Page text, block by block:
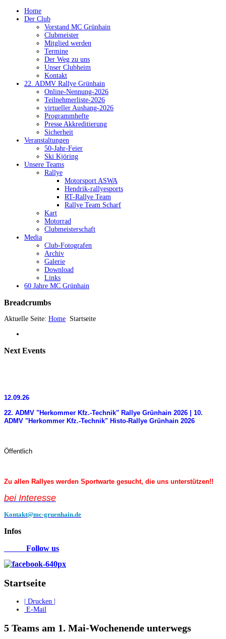
Home
Der Club
Vorstand MC Grünhain
Clubmeister
Mitglied werden
Termine
Der Weg zu uns
Unser Clubheim
Kontakt
22. ADMV Rallye Grünhain
Online-Nennung-2026
Teilnehmerliste-2026
virtueller Aushang-2026
Programmhefte
Presse Akkreditierung
Sicherheit
Veranstaltungen
50-Jahr-Feier
Ski Kjöring
Unsere Teams
Rallye
Motorsport ASWA
Hendrik-rallyesports
RT-Rallye Team
Rallye Team Scharf
Kart
Motorrad
Clubmeisterschaft
Media
Club-Fotografen
Archiv
Galerie
Download
Links
60 Jahre MC Grünhain
Breadcrumbs
Aktuelle Seite: Home Startseite
Next Events
12.09.26
22. ADMV "Herkommer Kfz.-Technik" Rallye Grünhain 2026 | 10.
ADMV "Herkommer Kfz.-Technik" Histo-Rallye Grünhain 2026
Öffentlich
Zu allen Rallyes werden Sportwarte gesucht, die uns unterstützen!!
bei Interesse
Kontakt@mc-gruenhain.de
Infos
Follow us
Startseite
| Drucken |
E-Mail
5 Teams am 1. Mai-Wochenende unterwegs